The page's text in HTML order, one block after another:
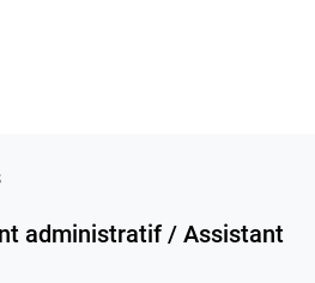
administratif / Assistant